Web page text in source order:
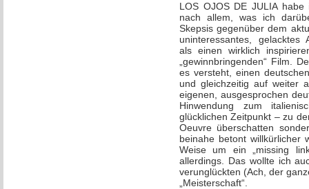
LOS OJOS DE JULIA
nach allem, was ich
Skepsis gegenüber dem
uninteressantes, gelacktes
als einen wirklich
„gewinnbringenden“ Film.
es versteht, einen
und gleichzeitig auf weiter
eigenen, ausgesprochen
Hinwendung zum
glücklichen Zeitpunkt – zu
Oeuvre überschatten
beinahe betont willkürlicher
Weise um ein „missing
allerdings. Das wollte ich
verunglückten (Ach, der
„Meisterschaft“.